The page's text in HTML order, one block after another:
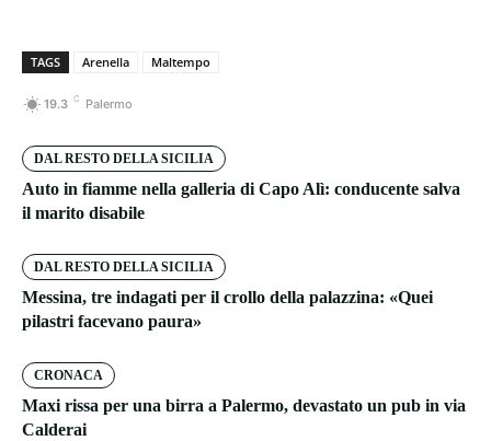
TAGS Arenella Maltempo
19.3 C Palermo
DAL RESTO DELLA SICILIA
Auto in fiamme nella galleria di Capo Alì: conducente salva
il marito disabile
DAL RESTO DELLA SICILIA
Messina, tre indagati per il crollo della palazzina: «Quei
pilastri facevano paura»
CRONACA
Maxi rissa per una birra a Palermo, devastato un pub in via
Calderai